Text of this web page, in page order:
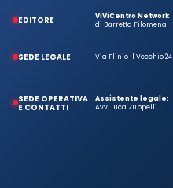
EDITORE
ViViCentro Network
di Barretta Filomena
SEDE LEGALE Via Plinio Il Vecchio 24
SEDE OPERATIVA
E CONTATTI
Assistente legale:
Avv. Luca Zuppelli